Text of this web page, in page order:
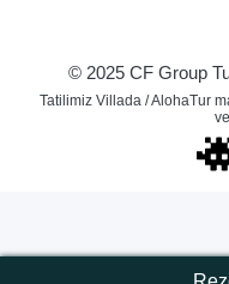
© 2025 CF Group
Tatilimiz Villada / AlohaTur